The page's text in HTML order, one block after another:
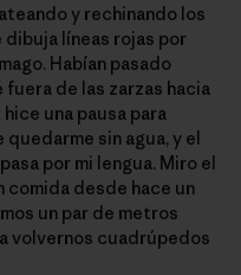
y rechinando los
líneas rojas por
Habían pasado
de las zarzas hacia
una pausa para
sin agua, y el
por mi lengua. Miro el
comida desde hace un
un par de metros
volvernos cuadrúpedos